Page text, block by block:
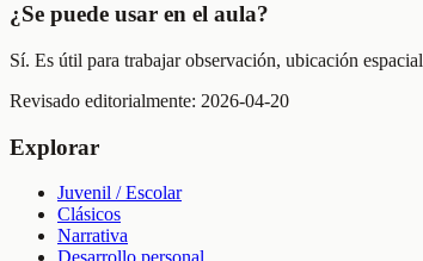
¿Se puede usar en el aula?
Sí. Es útil para trabajar observación, ubicación
Revisado editorialmente: 2026-04-20
Explorar
Juvenil / Escolar
Clásicos
Narrativa